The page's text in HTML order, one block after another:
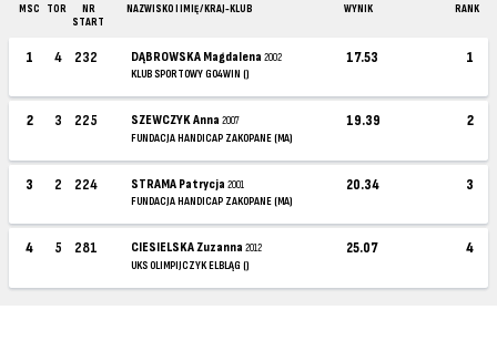
MSC TOR
NR
START
NAZWISKO I IMIĘ / KRAJ-KLUB WYNIK RANK
1 4 232 DĄBROWSKA Magdalena2002
KLUB SPORTOWY GO4WIN ()
17.53 1
2 3 225 SZEWCZYK Anna2007
FUNDACJA HANDICAP ZAKOPANE (MA)
19.39 2
3 2 224 STRAMA Patrycja2001
FUNDACJA HANDICAP ZAKOPANE (MA)
20.34 3
4 5 281 CIESIELSKA Zuzanna2012
UKS OLIMPIJCZYK ELBLĄG ()
25.07 4